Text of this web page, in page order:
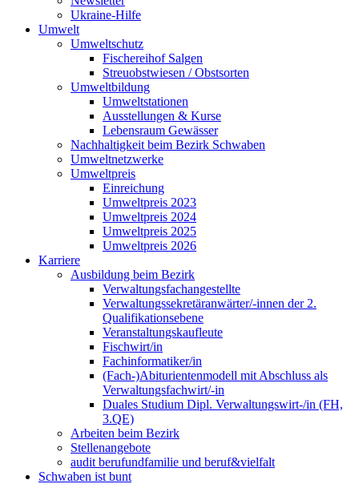
Ukraine-Hilfe
Umwelt
Umweltschutz
Fischereihof Salgen
Streuobstwiesen / Obstsorten
Umweltbildung
Umweltstationen
Ausstellungen & Kurse
Lebensraum Gewässer
Nachhaltigkeit beim Bezirk Schwaben
Umweltnetzwerke
Umweltpreis
Einreichung
Umweltpreis 2023
Umweltpreis 2024
Umweltpreis 2025
Umweltpreis 2026
Karriere
Ausbildung beim Bezirk
Verwaltungsfachangestellte
Verwaltungssekretäranwärter/-innen der 2.
Qualifikationsebene
Veranstaltungskaufleute
Fischwirt/in
Fachinformatiker/in
(Fach-)Abiturientenmodell mit Abschluss als
Verwaltungsfachwirt/-in
Duales Studium Dipl. Verwaltungswirt-/in (FH,
3.QE)
Arbeiten beim Bezirk
Stellenangebote
audit berufundfamilie und beruf&vielfalt
Schwaben ist bunt